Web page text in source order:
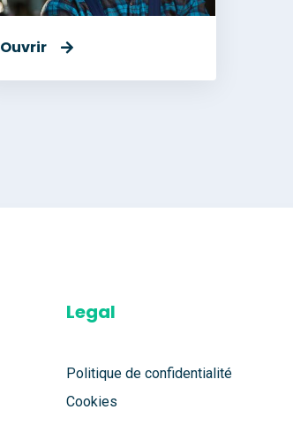
Ouvrir
Legal
Politique de confidentialité
Cookies